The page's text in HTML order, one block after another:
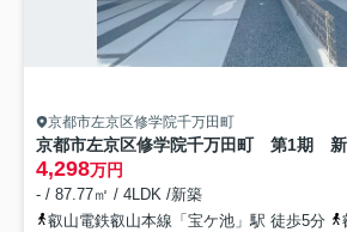
京都市左京区修学院千万田町
4,298万円
- / 87.77㎡ / 4LDK /新築
叡山電鉄叡山本線「宝ケ池」駅 徒歩5分